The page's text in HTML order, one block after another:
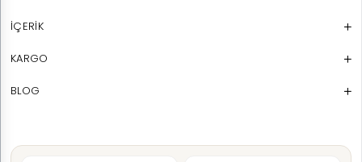
İÇERİK
KARGO
BLOG